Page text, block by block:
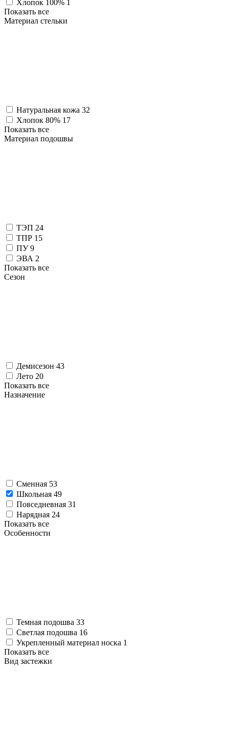
Хлопок 100% 1
Показать все
Материал стельки
Натуральная кожа 32
Хлопок 80% 17
Показать все
Материал подошвы
ТЭП 24
ТПР 15
ПУ 9
ЭВА 2
Показать все
Сезон
Демисезон 43
Лето 20
Показать все
Назначение
Сменная 53
Школьная 49
Повседневная 31
Нарядная 24
Показать все
Особенности
Темная подошва 33
Светлая подошва 16
Укрепленный материал носка 1
Показать все
Вид застежки